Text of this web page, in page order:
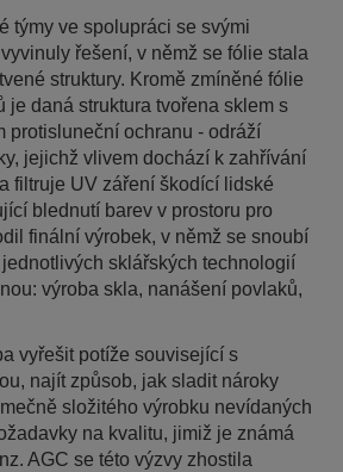
týmy ve spolupráci se svými
řešení, v němž se fólie stala
struktury. Kromě zmíněné fólie
je daná struktura tvořena sklem s
protisluneční ochranu - odráží
jejichž vlivem dochází k zahřívání
filtruje UV záření škodící lidské
blednutí barev v prostoru pro
finální výrobek, v němž se snoubí
sklářských technologií
výroba skla, nanášení povlaků,
vyřešit potíže související s
najít způsob, jak sladit nároky
složitého výrobku nevídaných
na kvalitu, jimiž je známá
AGC se této výzvy zhostila